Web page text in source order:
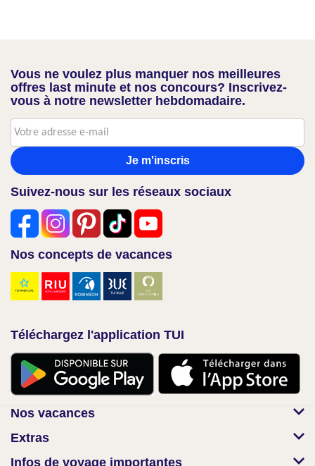
Vous ne voulez plus manquer nos meilleures
offres last minute et nos concours? Inscrivez-
vous à notre newsletter hebdomadaire.
Je m'inscris
Suivez-nous sur les réseaux sociaux
Nos concepts de vacances
Téléchargez l'application TUI
Nos vacances
Extras
Infos de voyage importantes